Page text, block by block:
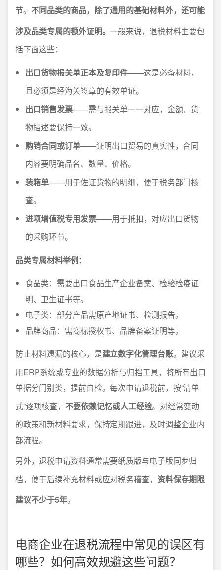
节。 不同品类的商品，除了通用的基础材料外，还可能
涉及品类专属的额外证明。 一般来说，退税材料主要包
括下面这些：
出口货物报关单正本及复印件——这是必备材料，
且必须是经海关签章的有效单证。
出口销售发票——需与报关单一一对应，金额、货
物描述要保持一致。
购销合同或订单——证明出口贸易的真实性，合同
内容要明确品名、数量、价格。
装箱单——用于佐证货物的明细，便于税务部门核
查。
进项增值税专用发票——用于抵扣，对应出口货物
的采购环节。
品类专属材料举例：
食品类：需要出口食品生产企业备案、检验检疫证
明、卫生证书等。
电子类：部分产品需原产地证书、检测报告。
品牌商品：需商标授权书、品牌备案证明等。
防止材料遗漏的核心，是建立数字化管理台账。建议采
用ERP系统或专业的数据分析与归档工具，将所有出口
单据分门别类，提前自检。每次申请退税前，按“清单
式”逐项核查， 不要依赖记忆或人工经验。对经常变动
的政策和新材料要求，保持定期跟进，及时调整企业内
部流程。
另外，退税申请资料通常需要纸质版与电子版同步归
档，便于后续补充材料或应对税务稽查， 资料保存期限
建议不少于5年。
电商企业在退税流程中常见的误区有
哪些？如何高效规避这些问题？